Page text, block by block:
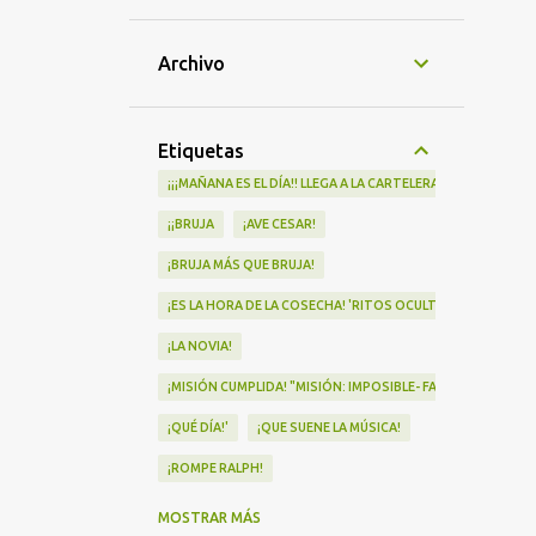
Archivo
Etiquetas
¡¡¡MAÑANA ES EL DÍA!! LLEGA A LA CARTELERA "MAD HEIDI"
¡¡BRUJA ¡AVE CESAR!
¡BRUJA MÁS QUE BRUJA!
¡ES LA HORA DE LA COSECHA! 'RITOS OCULTOS' LLEGA A
¡LA NOVIA!
¡MISIÓN CUMPLIDA! "MISIÓN: IMPOSIBLE- FALLOUT" Nº1 EN
¡QUÉ DÍA!' ¡QUE SUENE LA MÚSICA!
¡ROMPE RALPH!
¡VA POR NOSOTRAS!
MOSTRAR MÁS